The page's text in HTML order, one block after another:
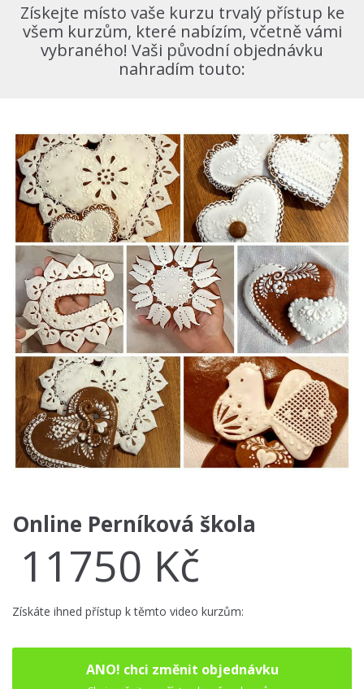
Získejte místo vaše kurzu trvalý přístup ke
všem kurzům, které nabízím, včetně vámi
vybraného! Vaši původní objednávku
nahradím touto:
Online Perníková škola
11750 Kč
Získáte ihned přístup k těmto video kurzům:
ANO! chci změnit objednávku